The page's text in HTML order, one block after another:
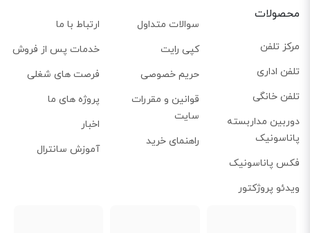
محصولات
مرکز تلفن
تلفن اداری
تلفن خانگی
دوربین مداربسته
پاناسونیک
فکس پاناسونیک
ویدئو پروژکتور
سوالات متداول
کپی رایت
حریم خصوصی
قوانین و مقررات
سایت
راهنمای خرید
ارتباط با ما
خدمات پس از فروش
فرصت های شغلی
پروژه های ما
اخبار
آموزش سانترال